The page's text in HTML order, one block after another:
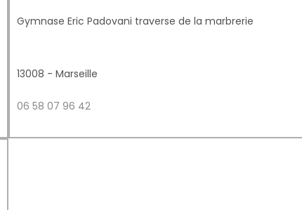
Gymnase Eric Padovani traverse de la marbrerie
13008 - Marseille
06 58 07 96 42